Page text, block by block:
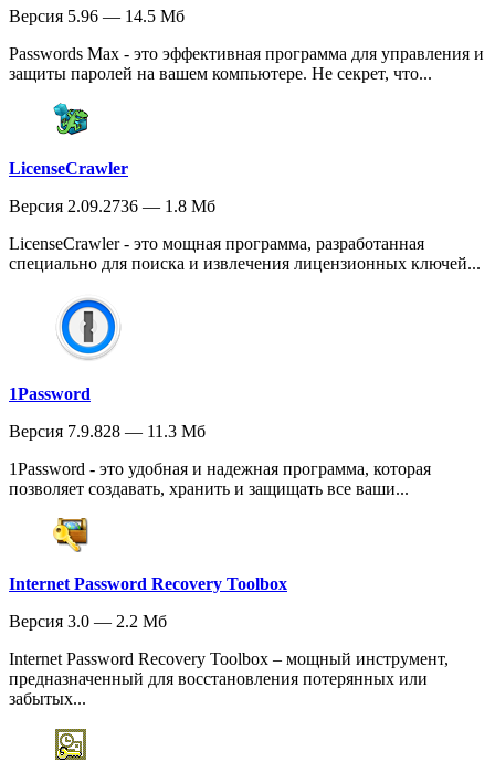
Версия 5.96 — 14.5 Мб
Passwords Max - это эффективная программа для управления и
защиты паролей на вашем компьютере. Не секрет, что...
LicenseCrawler
Версия 2.09.2736 — 1.8 Мб
LicenseCrawler - это мощная программа, разработанная
специально для поиска и извлечения лицензионных ключей...
1Password
Версия 7.9.828 — 11.3 Мб
1Password - это удобная и надежная программа, которая
позволяет создавать, хранить и защищать все ваши...
Internet Password Recovery Toolbox
Версия 3.0 — 2.2 Мб
Internet Password Recovery Toolbox – мощный инструмент,
предназначенный для восстановления потерянных или
забытых...